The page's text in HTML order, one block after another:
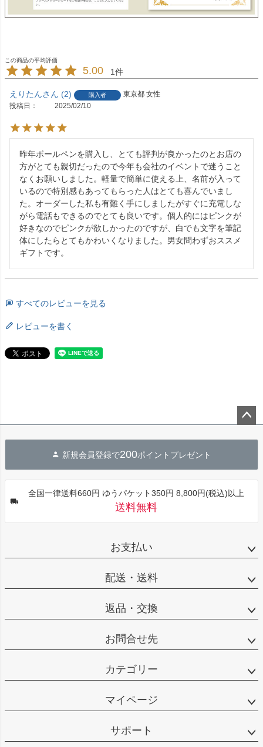
5.00 1
えりたん 2 購入者 東京都 女性
投稿日
2025/02/10
昨年ボールペンを購入し、とても評判が良かったのとお店の
方がとても親切だったので今年も会社のイベントで迷うこと
なくお願いしました。軽量で簡単に使える上、名前が入って
いるので特別感もあってもらった人はとても喜んでいまし
た。オーダーした私も有難く手にしましたがすぐに充電しな
がら電話もできるのでとても良いです。個人的にはピンクが
好きなのでピンクが欲しかったのですが、白でも文字を筆記
体にしたらとてもかわいくなりました。男女問わずおススメ
ギフトです。
すべてのレビューを見る
レビューを書く
へ
新規会員登録で200ポイントプレゼント
全国一律送料660円 ゆうパケット350円 8,800円(税込)以上
送料無料
お支払い
配送・送料
返品・交換
お問合せ先
カテゴリー
マイページ
サポート